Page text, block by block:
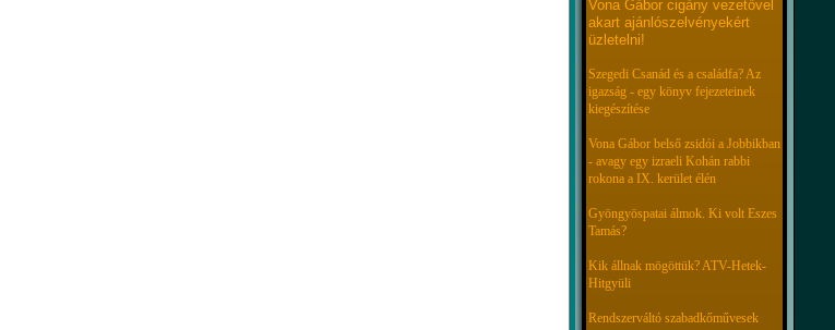
Vona Gábor cigány vezetővel
akart ajánlószelvényekért
üzletelni!
Szegedi Csanád és a családfa? Az
igazság - egy könyv fejezeteinek
kiegészítése
Vona Gábor belső zsidói a Jobbikban
- avagy egy izraeli Kohán rabbi
rokona a IX. kerület élén
Gyöngyöspatai álmok. Ki volt Eszes
Tamás?
Kik állnak mögöttük? ATV-Hetek-
Hitgyüli
Rendszerváltó szabadkőművesek